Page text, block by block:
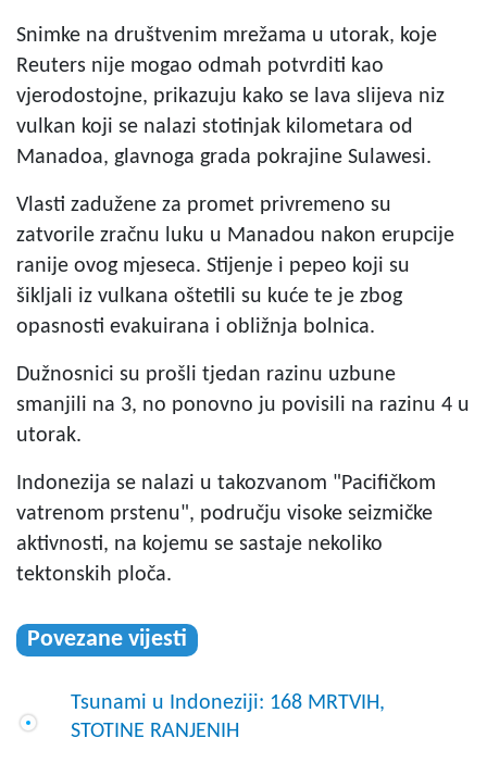
Snimke na društvenim mrežama u utorak, koje
Reuters nije mogao odmah potvrditi kao
vjerodostojne, prikazuju kako se lava slijeva niz
vulkan koji se nalazi stotinjak kilometara od
Manadoa, glavnoga grada pokrajine Sulawesi.
Vlasti zadužene za promet privremeno su
zatvorile zračnu luku u Manadou nakon erupcije
ranije ovog mjeseca. Stijenje i pepeo koji su
šikljali iz vulkana oštetili su kuće te je zbog
opasnosti evakuirana i obližnja bolnica.
Dužnosnici su prošli tjedan razinu uzbune
smanjili na 3, no ponovno ju povisili na razinu 4 u
utorak.
Indonezija se nalazi u takozvanom "Pacifičkom
vatrenom prstenu", području visoke seizmičke
aktivnosti, na kojemu se sastaje nekoliko
tektonskih ploča.
Povezane vijesti
Tsunami u Indoneziji: 168 MRTVIH,
STOTINE RANJENIH